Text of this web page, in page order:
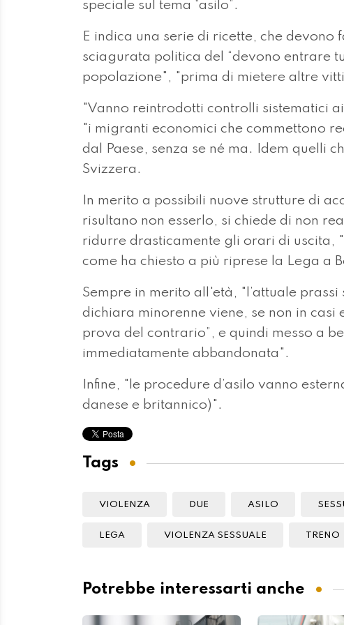
speciale sul tema “asilo”.
E indica una serie di ricette, che devono
sciagurata politica del “devono entrare
popolazione", "prima di mietere altre
"Vanno reintrodotti controlli sistematici
"i migranti economici che commettono
dal Paese, senza se né ma. Idem quelli
Svizzera.
In merito a possibili nuove strutture di
risultano non esserlo, si chiede di non
ridurre drasticamente gli orari di uscita,
come ha chiesto a più riprese la Lega a
Sempre in merito all'età, "l’attuale
dichiara minorenne viene, se non in casi
prova del contrario”, e quindi messo a
immediatamente abbandonata".
Infine, "le procedure d’asilo vanno
danese e britannico)".
Tags
VIOLENZA DUE ASILO
LEGA VIOLENZA SESSUALE TRENO
Potrebbe interessarti anche